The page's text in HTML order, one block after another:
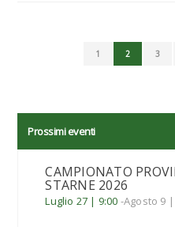
1 2 3
Prossimi eventi
CAMPIONATO
STARNE 2026
Luglio 27 | 9:00 -Agosto 9 |